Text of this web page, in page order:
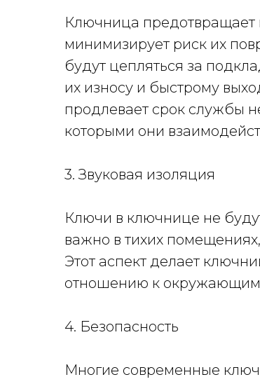
Ключница предотвращает
минимизирует риск их
будут цепляться за
их износу и быстрому
продлевает срок службы
которыми они
3. Звуковая изоляция
Ключи в ключнице не
важно в тихих
Этот аспект делает
отношению к
4. Безопасность
Многие современные